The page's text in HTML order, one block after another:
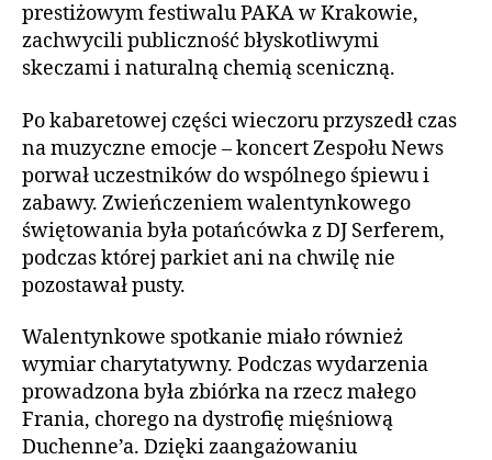
prestiżowym festiwalu PAKA w Krakowie,
zachwycili publiczność błyskotliwymi
skeczami i naturalną chemią sceniczną.
Po kabaretowej części wieczoru przyszedł czas
na muzyczne emocje – koncert Zespołu News
porwał uczestników do wspólnego śpiewu i
zabawy. Zwieńczeniem walentynkowego
świętowania była potańcówka z DJ Serferem,
podczas której parkiet ani na chwilę nie
pozostawał pusty.
Walentynkowe spotkanie miało również
wymiar charytatywny. Podczas wydarzenia
prowadzona była zbiórka na rzecz małego
Frania, chorego na dystrofię mięśniową
Duchenne’a. Dzięki zaangażowaniu